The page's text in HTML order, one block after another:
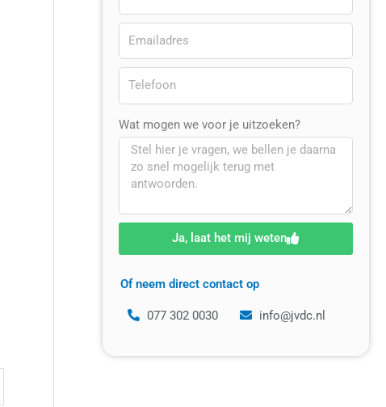
Wat mogen we voor je uitzoeken?
Ja, laat het mij weten
Of neem direct contact op
077 302 0030 info@jvdc.nl